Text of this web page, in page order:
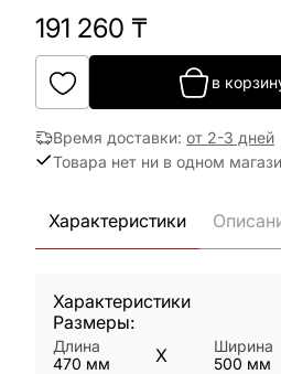
191 260 ₸
в
Время доставки: от 2-3 дней
Товара нет ни в одном
Характеристики
Характеристики
Размеры:
Длина
470 мм X
Ширина
500 мм